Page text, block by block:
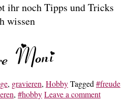
ihr noch Tipps und Tricks
wissen
, gravieren, HobbyTagged#freude
, #hobbyLeave a comment